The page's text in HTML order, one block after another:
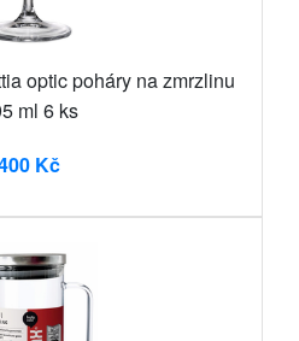
optic poháry na zmrzlinu
ml 6 ks
Kč